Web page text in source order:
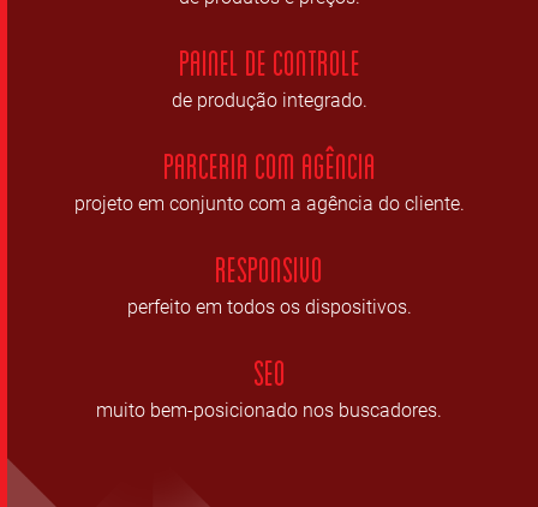
Painel de Controle
de produção integrado.
Parceria com Agência
projeto em conjunto com a agência do cliente.
Responsivo
perfeito em todos os dispositivos.
SEO
muito bem-posicionado nos buscadores.